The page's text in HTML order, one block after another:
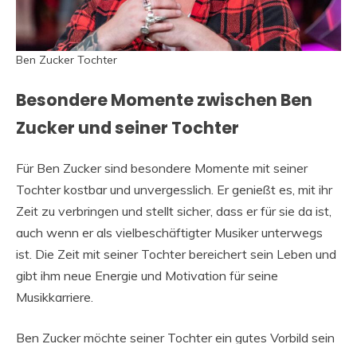
Ben Zucker Tochter
Besondere Momente zwischen Ben
Zucker und seiner Tochter
Für Ben Zucker sind besondere Momente mit seiner
Tochter kostbar und unvergesslich. Er genießt es, mit ihr
Zeit zu verbringen und stellt sicher, dass er für sie da ist,
auch wenn er als vielbeschäftigter Musiker unterwegs
ist. Die Zeit mit seiner Tochter bereichert sein Leben und
gibt ihm neue Energie und Motivation für seine
Musikkarriere.
Ben Zucker möchte seiner Tochter ein gutes Vorbild sein